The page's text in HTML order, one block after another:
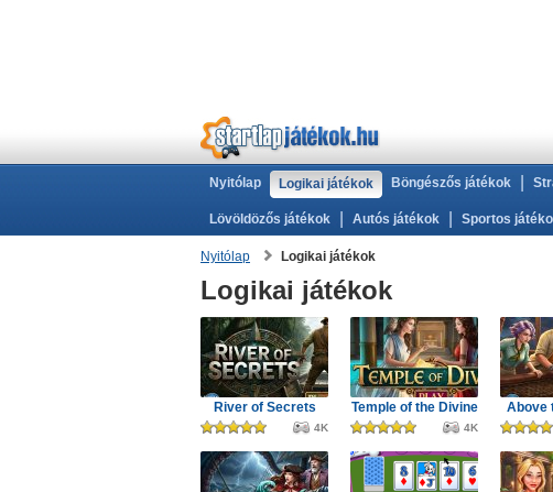
Nyitólap Logikai játékok Böngészős játékok
Lövöldözős játékok Autós játékok Sportos
Nyitólap Logikai játékok
Logikai játékok
River of Secrets
4K
Temple of the Divine
4K
Above